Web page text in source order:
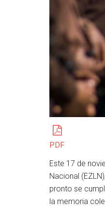
PDF
Este 17 de
Nacional
pronto se
la memoria